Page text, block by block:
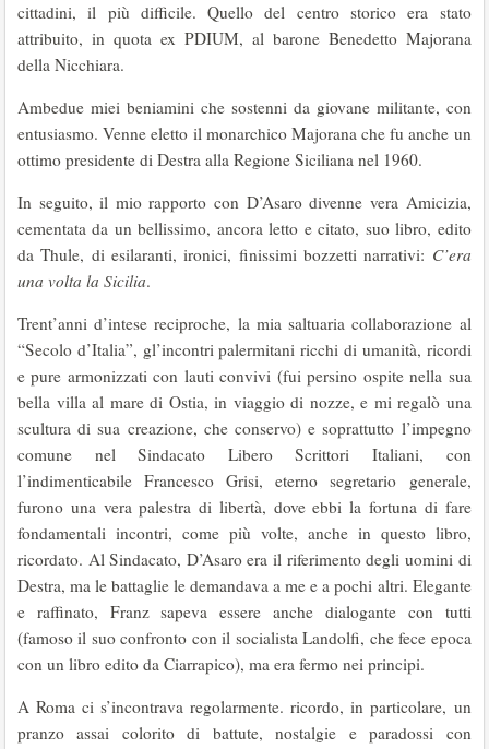
cittadini, il più difficile. Quello del centro storico era stato
attribuito, in quota ex PDIUM, al barone Benedetto Majorana
della Nicchiara.
Ambedue miei beniamini che sostenni da giovane militante, con
entusiasmo. Venne eletto il monarchico Majorana che fu anche un
ottimo presidente di Destra alla Regione Siciliana nel 1960.
In seguito, il mio rapporto con D’Asaro divenne vera Amicizia,
cementata da un bellissimo, ancora letto e citato, suo libro, edito
da Thule, di esilaranti, ironici, finissimi bozzetti narrativi: C’era
una volta la Sicilia.
Trent’anni d’intese reciproche, la mia saltuaria collaborazione al
“Secolo d’Italia”, gl’incontri palermitani ricchi di umanità, ricordi
e pure armonizzati con lauti convivi (fui persino ospite nella sua
bella villa al mare di Ostia, in viaggio di nozze, e mi regalò una
scultura di sua creazione, che conservo) e soprattutto l’impegno
comune nel Sindacato Libero Scrittori Italiani, con
l’indimenticabile Francesco Grisi, eterno segretario generale,
furono una vera palestra di libertà, dove ebbi la fortuna di fare
fondamentali incontri, come più volte, anche in questo libro,
ricordato. Al Sindacato, D’Asaro era il riferimento degli uomini di
Destra, ma le battaglie le demandava a me e a pochi altri. Elegante
e raffinato, Franz sapeva essere anche dialogante con tutti
(famoso il suo confronto con il socialista Landolfi, che fece epoca
con un libro edito da Ciarrapico), ma era fermo nei principi.
A Roma ci s’incontrava regolarmente. ricordo, in particolare, un
pranzo assai colorito di battute, nostalgie e paradossi con